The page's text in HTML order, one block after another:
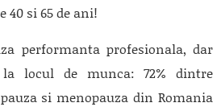
si 65 de ani!
performanta profesionala, dar
locul de munca: 72% dintre
si menopauza din Romania